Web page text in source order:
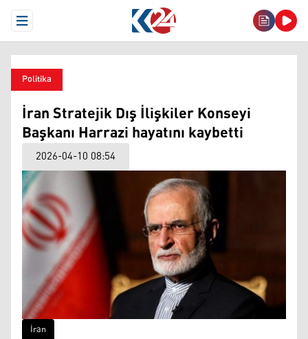
Open Menu
Politika
İran Stratejik Dış İlişkiler Konseyi
Başkanı Harrazi hayatını kaybetti
2026-04-10 08:54
İran